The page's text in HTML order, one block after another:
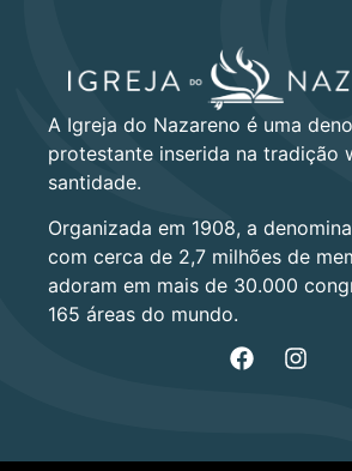
A Igreja do Nazareno é uma
protestante inserida na tradição
santidade.
Organizada em 1908, a
com cerca de 2,7 milhões de
adoram em mais de 30.000
165 áreas do mundo.